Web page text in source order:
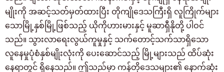
မျိုးကို အဆင့်သတ်မှတ်ထားပြီး တိုကျိုဒေသကြီးရှိ လူကြိုက်များ
သောမြို့နှစ်မြို့ဖြစ်သည့် ယိုကိုဟားမားနှင့် မူဆာရှီနိုတို့ ပါဝင်
သည်။ သွားလာရေးလွယ်ကူမှုနှင့် သက်တောင့်သက်သာရှိသော
လူနေမှုပုံစံနှစ်မျိုးလုံးကို ပေးဆောင်သည့် မြို့များသည် ထိပ်ဆုံး
နေရာတွင် ရှိနေသည်။ ဤသည်မှာ ကန်တိုဒေသများ၏ နောက်ဆုံး